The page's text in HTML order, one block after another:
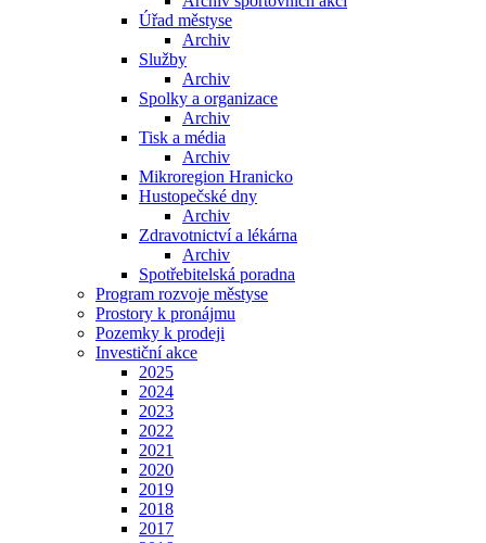
Úřad městyse
Archiv
Služby
Archiv
Spolky a organizace
Archiv
Tisk a média
Archiv
Mikroregion Hranicko
Hustopečské dny
Archiv
Zdravotnictví a lékárna
Archiv
Spotřebitelská poradna
Program rozvoje městyse
Prostory k pronájmu
Pozemky k prodeji
Investiční akce
2025
2024
2023
2022
2021
2020
2019
2018
2017